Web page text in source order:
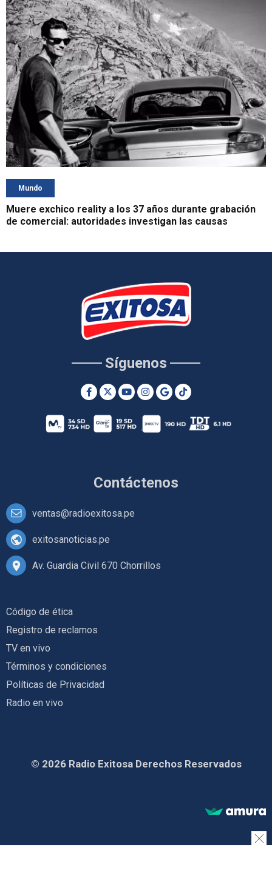
Mundo
Muere exchico reality a los 37 años durante grabación
de comercial: autoridades investigan las causas
Contáctenos
ventas@radioexitosa.pe
exitosanoticias.pe
Av. Guardia Civil 670 Chorrillos
Síguenos
Código de ética
Registro de reclamos
TV en vivo
Términos y condiciones
Políticas de Privacidad
Radio en vivo
© 2026 Radio Exitosa Derechos Reservados